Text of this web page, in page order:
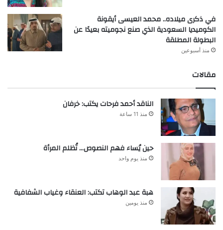
في ذكرى ميلاده.. محمد العيسى أيقونة
الكوميديا السعودية الذي صنع نجوميته بعيدًا عن
البطولة المطلقة
منذ أسبوعين
مقالات
الناقد أحمد فرحات يكتب: خرفان
منذ 11 ساعة
حين يُساء فهم النصوص… تُظلم المرأة
منذ يوم واحد
هبة عبد الوهاب تكتب: العنقاء وغياب الشفافية
منذ يومين